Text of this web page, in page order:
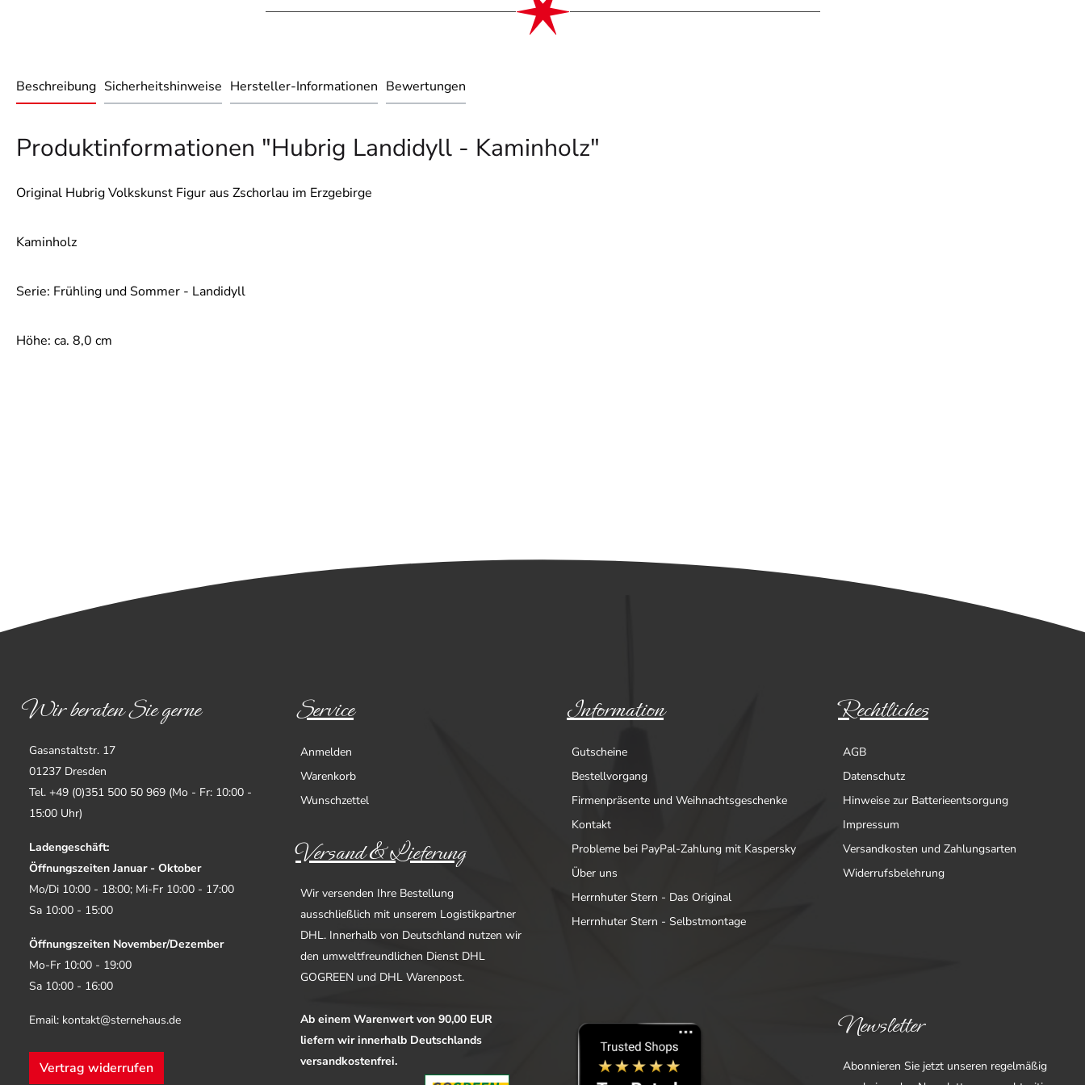
Beschreibung Sicherheitshinweise Hersteller-Informationen Bewertungen
Produktinformationen "Hubrig Landidyll - Kaminholz"
Original Hubrig Volkskunst Figur aus Zschorlau im Erzgebirge
Kaminholz
Serie: Frühling und Sommer - Landidyll
Höhe: ca. 8,0 cm
Wir beraten Sie gerne
Gasanstaltstr. 17
01237 Dresden
Tel. +49 (0)351 500 50 969 (Mo - Fr: 10:00 -
15:00 Uhr)
Ladengeschäft:
Öffnungszeiten Januar - Oktober
Mo/Di 10:00 - 18:00; Mi-Fr 10:00 - 17:00
Sa 10:00 - 15:00
Öffnungszeiten November/Dezember
Mo-Fr 10:00 - 19:00
Sa 10:00 - 16:00
Email: kontakt@sternehaus.de
Vertrag widerrufen
Service
Anmelden
Warenkorb
Wunschzettel
Information
Gutscheine
Bestellvorgang
Firmenpräsente und Weihnachtsgeschenke
Kontakt
Probleme bei PayPal-Zahlung mit Kaspersky
Über uns
Herrnhuter Stern - Das Original
Herrnhuter Stern - Selbstmontage
Rechtliches
AGB
Datenschutz
Hinweise zur Batterieentsorgung
Impressum
Versandkosten und Zahlungsarten
Widerrufsbelehrung
Versand & Lieferung
Wir versenden Ihre Bestellung
ausschließlich mit unserem Logistikpartner
DHL. Innerhalb von Deutschland nutzen wir
den umweltfreundlichen Dienst DHL
GOGREEN und DHL Warenpost.
Ab einem Warenwert von 90,00 EUR
liefern wir innerhalb Deutschlands
versandkostenfrei.
Newsletter
Abonnieren Sie jetzt unseren regelmäßig